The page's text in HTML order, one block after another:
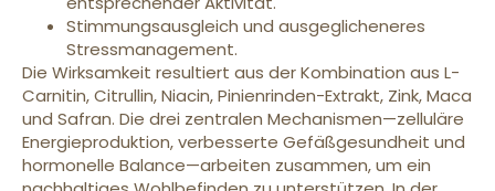
Stimmungsausgleich und ausgeglicheneres
Stressmanagement.
Die Wirksamkeit resultiert aus der Kombination aus L-
Carnitin, Citrullin, Niacin, Pinienrinden-Extrakt, Zink, Maca
und Safran. Die drei zentralen Mechanismen—zelluläre
Energieproduktion, verbesserte Gefäßgesundheit und
hormonelle Balance—arbeiten zusammen, um ein